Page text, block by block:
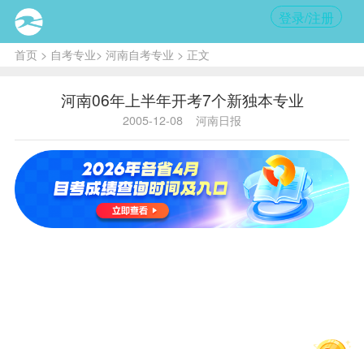
登录/注册
首页> 自考专业> 河南自考专业 > 正文
河南06年上半年开考7个新独本专业
2005-12-08 河南日报
内容
明年上
半年河